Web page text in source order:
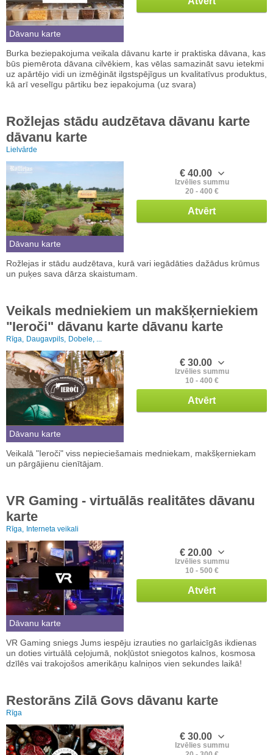
Dāvanu karte
Burka beziepakojuma veikala dāvanu karte ir praktiska dāvana, kas
būs piemērota dāvana cilvēkiem, kas vēlas samazināt savu ietekmi
uz apārtējo vidi un izmēģināt ilgstspējīgus un kvalitatīvus produktus,
kā arī veselīgu pārtiku bez iepakojuma (uz svara)
Rožlejas stādu audzētava dāvanu karte
dāvanu karte
Lielvārde
Dāvanu karte
€ 40.00
Izvēlies summu
20 - 400 €
Atvērt
Rožlejas ir stādu audzētava, kurā vari iegādāties dažādus krūmus
un puķes sava dārza skaistumam.
Veikals medniekiem un makšķerniekiem
"Ieroči" dāvanu karte dāvanu karte
Rīga, Daugavpils, Dobele, ...
Dāvanu karte
€ 30.00
Izvēlies summu
10 - 400 €
Atvērt
Veikalā "Ieroči" viss nepieciešamais medniekam, makšķerniekam
un pārgājienu cienītājam.
VR Gaming - virtuālās realitātes dāvanu
karte
Rīga, Interneta veikali
Dāvanu karte
€ 20.00
Izvēlies summu
10 - 500 €
Atvērt
VR Gaming sniegs Jums iespēju izrauties no garlaicīgās ikdienas
un doties virtuālā ceļojumā, nokļūstot sniegotos kalnos, kosmosa
dzīlēs vai trakojošos amerikāņu kalniņos vien sekundes laikā!
Restorāns Zilā Govs dāvanu karte
Rīga
€ 30.00
Izvēlies summu